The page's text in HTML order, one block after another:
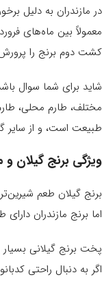
در مازندران به دلیل
معمولاً بین ماه‌های
کشت دوم برنج را
شاید برای شما سوال
مختلف، طارم محلی،
طبیعت است، و از سایر
ویژگی برنج گیلان و
برنج گیلان طعم
اما برنج مازندران
پخت برنج گیلانی
اگر به دنبال راحتی